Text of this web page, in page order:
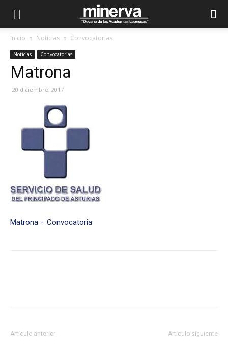
Inicio Noticias Convocatorias
Noticias Convocatorias
Matrona
20 diciembre, 2017
Matrona – Convocatoria
Artículo anterior Artículo siguiente